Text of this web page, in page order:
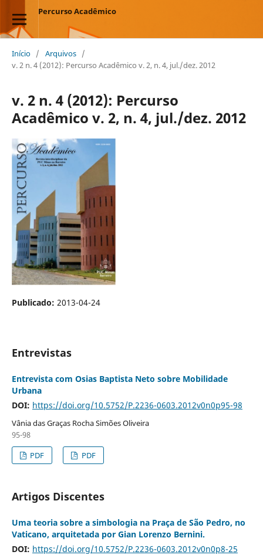
Percurso Acadêmico
Início / Arquivos /
v. 2 n. 4 (2012): Percurso Acadêmico v. 2, n. 4, jul./dez. 2012
v. 2 n. 4 (2012): Percurso
Acadêmico v. 2, n. 4, jul./dez. 2012
Publicado: 2013-04-24
Entrevistas
Entrevista com Osias Baptista Neto sobre Mobilidade
Urbana
DOI: https://doi.org/10.5752/P.2236-0603.2012v0n0p95-98
Vânia das Graças Rocha Simões Oliveira
95-98
PDF
PDF
Artigos Discentes
Uma teoria sobre a simbologia na Praça de São Pedro, no
Vaticano, arquitetada por Gian Lorenzo Bernini.
DOI: https://doi.org/10.5752/P.2236-0603.2012v0n0p8-25